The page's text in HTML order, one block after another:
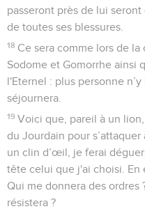
passeront près de lui
de toutes ses blessures.
18 Ce sera comme lors de
Sodome et Gomorrhe ainsi
l'Eternel : plus personne
séjournera.
19 Voici que, pareil à un
du Jourdain pour
un clin d’œil, je ferai
tête celui que j'ai choisi. En
Qui me donnera des ordres
résistera ?